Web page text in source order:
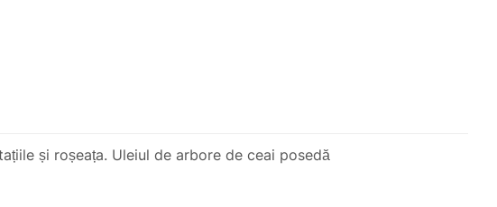
și roșeața. Uleiul de arbore de ceai posedă